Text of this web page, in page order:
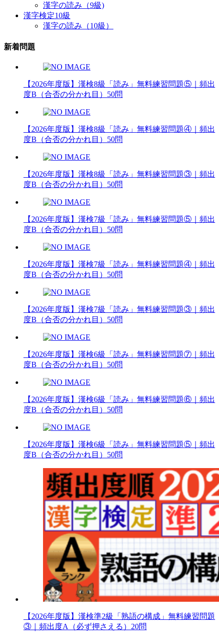
漢字の読み（9級)
漢字検定10級
漢字の読み（10級）
新着問題
【2026年度版】漢検8級「読み」無料練習問題⑤｜頻出
度B（合否の分かれ目）50問
【2026年度版】漢検8級「読み」無料練習問題④｜頻出
度B（合否の分かれ目）50問
【2026年度版】漢検8級「読み」無料練習問題③｜頻出
度B（合否の分かれ目）50問
【2026年度版】漢検7級「読み」無料練習問題⑤｜頻出
度B（合否の分かれ目）50問
【2026年度版】漢検7級「読み」無料練習問題④｜頻出
度B（合否の分かれ目）50問
【2026年度版】漢検7級「読み」無料練習問題③｜頻出
度B（合否の分かれ目）50問
【2026年度版】漢検6級「読み」無料練習問題⑦｜頻出
度B（合否の分かれ目）50問
【2026年度版】漢検6級「読み」無料練習問題⑥｜頻出
度B（合否の分かれ目）50問
【2026年度版】漢検6級「読み」無料練習問題⑤｜頻出
度B（合否の分かれ目）50問
【2026年度版】漢検準2級「熟語の構成」無料練習問題
③｜頻出度A（必ず押さえる）20問